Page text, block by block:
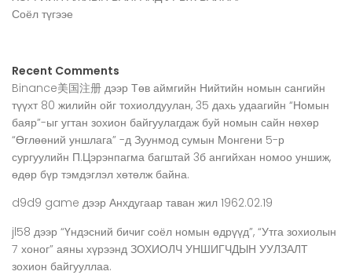
Соёл түгээе
Recent Comments
Binance美国注册 дээр Төв аймгийн Нийтийн номын сангийн
түүхт 80 жилийн ойг тохиолдуулан, 35 дахь удаагийн “Номын
баяр”-ыг угтан зохион байгуулагдаж буй номын сайн нөхөр
“Өглөөний уншлага” -д Зуунмод сумын Монгени 5-р
сургуулийн П.Цэрэнпагма багштай 3б ангийхан номоо уншиж,
өдөр бүр тэмдэглэл хөтөлж байна.
d9d9 game дээр Анхдугаар таван жил 1962.02.19
jl58 дээр “Үндэсний бичиг соёл номын өдрүүд”, “Утга зохиолын
7 хоног” аяны хүрээнд ЗОХИОЛЧ УНШИГЧДЫН УУЛЗАЛТ
зохион байгууллаа.